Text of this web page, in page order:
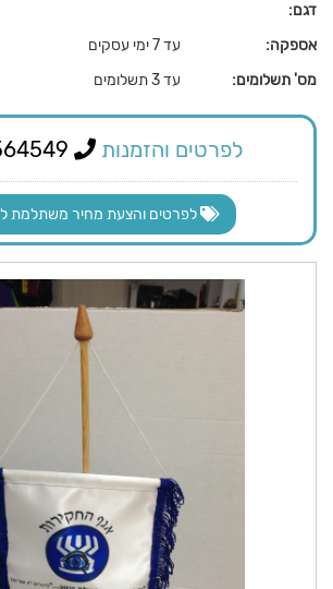
דגם:
אספקה:
עד 7 ימי עסקים
מס' תשלומים:
עד 3 תשלומים
לפרטים והזמנות
לפרטים והצעת מחיר משתלמת